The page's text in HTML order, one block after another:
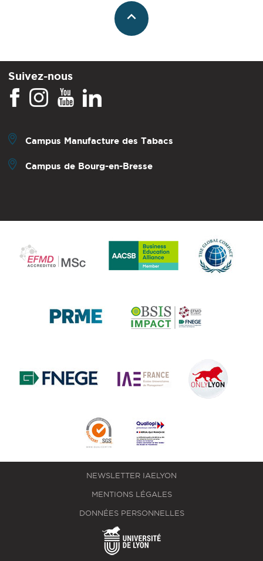
Suivez-nous
Campus Manufacture des Tabacs
Campus de Bourg-en-Bresse
NEWSLETTER IAELYON
MENTIONS LÉGALES
DONNÉES PERSONNELLES